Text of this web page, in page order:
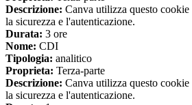
Descrizione: Canva utilizza questo
la sicurezza e l'autenticazione.
Durata: 3 ore
Nome: CDI
Tipologia: analitico
Proprieta: Terza-parte
Descrizione: Canva utilizza questo
la sicurezza e l'autenticazione.